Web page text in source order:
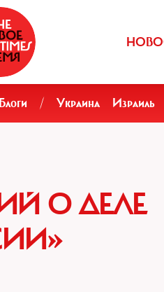
Блоги / Украина Израиль
О ДЕЛЕ